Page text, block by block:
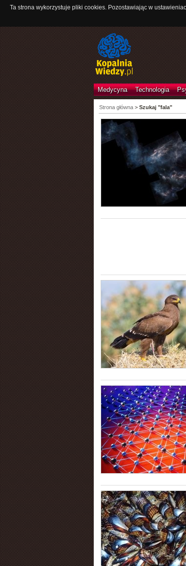
Ta strona wykorzystuje pliki cookies. Pozostawiając w
Medycyna Technologia
Strona główna> Szukaj "fala"